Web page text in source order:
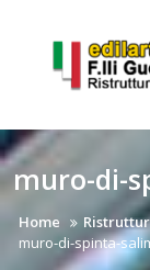
content
muro-di-
Home
muro-di-spinta-